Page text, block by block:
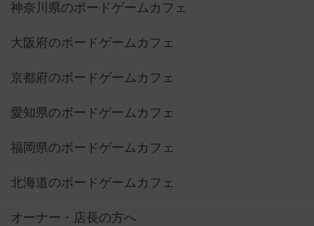
神奈川県のボードゲームカフェ
大阪府のボードゲームカフェ
京都府のボードゲームカフェ
愛知県のボードゲームカフェ
福岡県のボードゲームカフェ
北海道のボードゲームカフェ
オーナー・店長の方へ